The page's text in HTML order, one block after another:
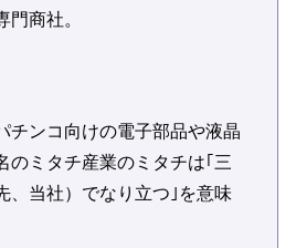
門商社。
チンコ向けの電子部品や液晶
のミタチ産業のミタチは｢三
、当社）でなり立つ｣を意味